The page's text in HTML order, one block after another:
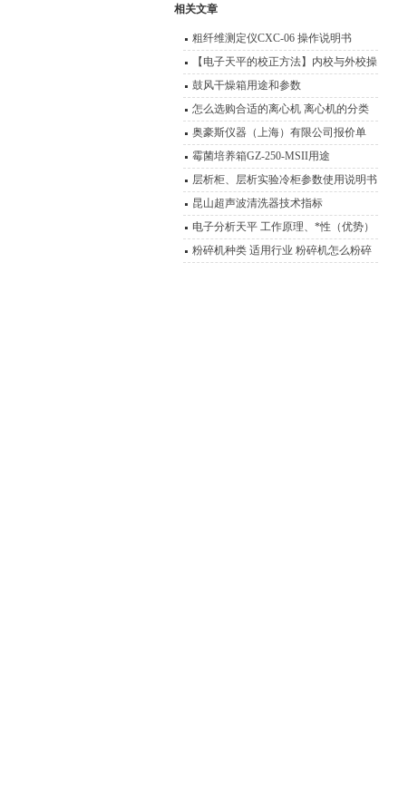
相关文章
粗纤维测定仪CXC-06 操作说明书
【电子天平的校正方法】内校与外校操
作流程介绍
鼓风干燥箱用途和参数
怎么选购合适的离心机 离心机的分类
及其原理介绍
奥豪斯仪器（上海）有限公司报价单
霉菌培养箱GZ-250-MSII用途
层析柜、层析实验冷柜参数使用说明书
昆山超声波清洗器技术指标
电子分析天平 工作原理、*性（优势）
粉碎机种类 适用行业 粉碎机怎么粉碎